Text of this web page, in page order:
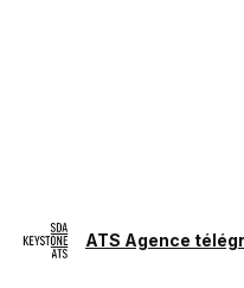
ATS Agence